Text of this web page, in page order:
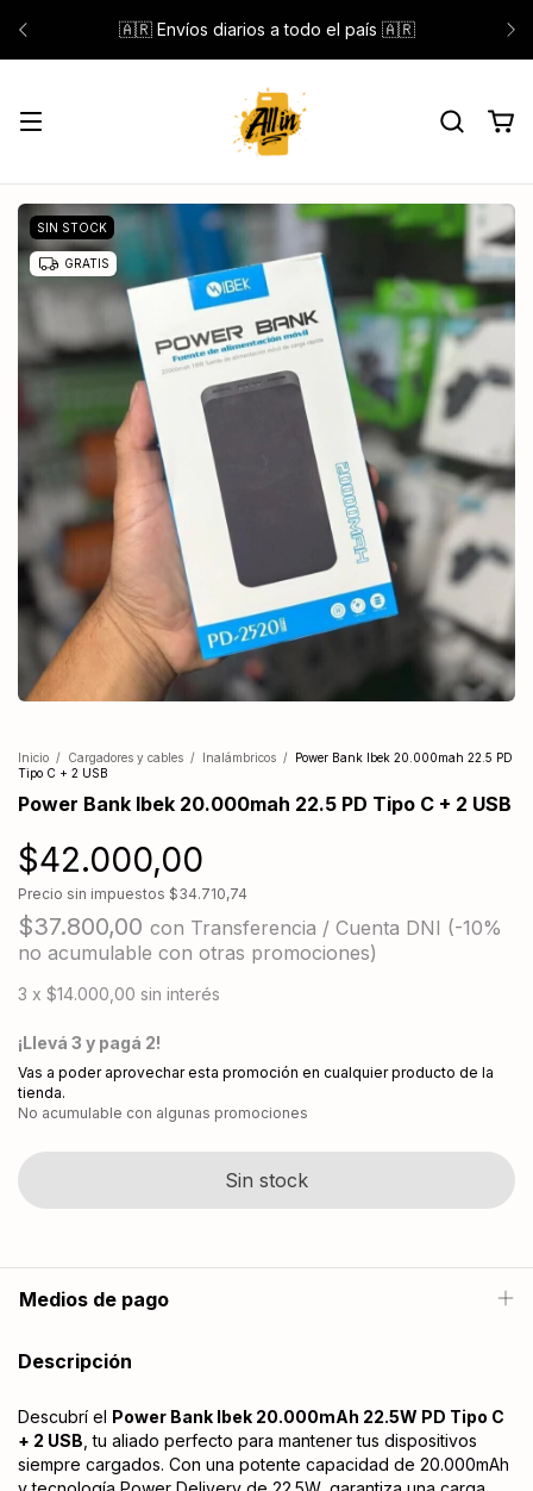
🇦🇷 Envíos diarios a todo el país 🇦🇷
SIN STOCK
GRATIS
Inicio / Cargadores y cables / Inalámbricos / Power Bank Ibek 20.000mah 22.5 PD
Tipo C + 2 USB
Power Bank Ibek 20.000mah 22.5 PD Tipo C + 2 USB
$42.000,00
Precio sin impuestos $34.710,74
$37.800,00 con Transferencia / Cuenta DNI (-10%
no acumulable con otras promociones)
3 x $14.000,00 sin interés
¡Llevá 3 y pagá 2!
Vas a poder aprovechar esta promoción en cualquier producto de la
tienda.
No acumulable con algunas promociones
Medios de pago
Descripción
Descubrí el Power Bank Ibek 20.000mAh 22.5W PD Tipo C
+ 2 USB , tu aliado perfecto para mantener tus dispositivos
siempre cargados. Con una potente capacidad de 20.000mAh